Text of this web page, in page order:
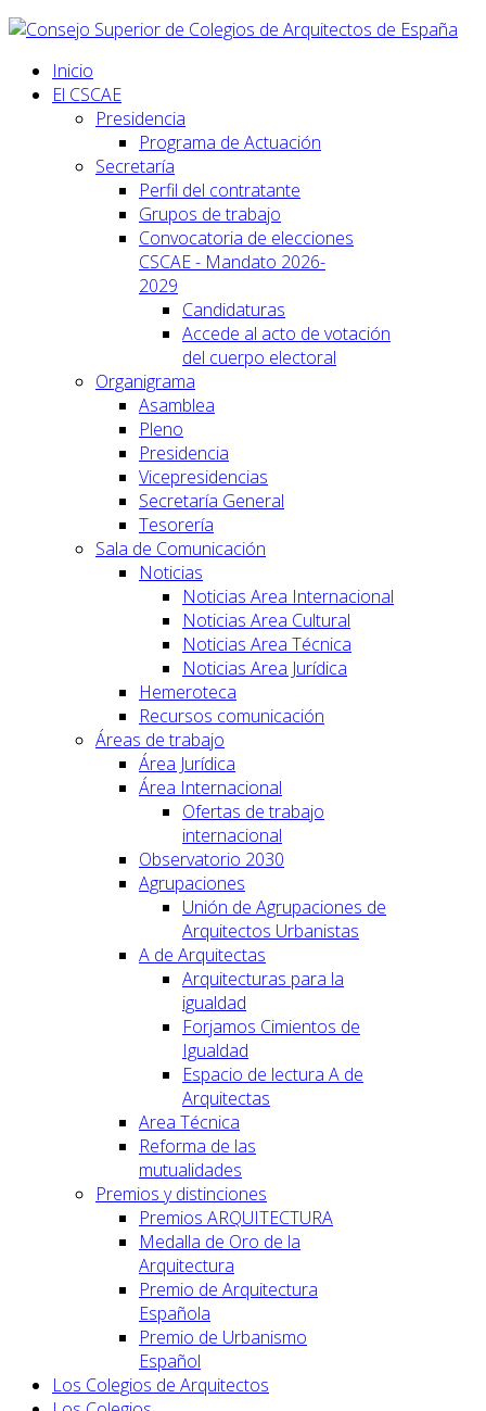
Inicio
El CSCAE
Presidencia
Programa de Actuación
Secretaría
Perfil del contratante
Grupos de trabajo
Convocatoria de elecciones
CSCAE - Mandato 2026-
2029
Candidaturas
Accede al acto de votación
del cuerpo electoral
Organigrama
Asamblea
Pleno
Presidencia
Vicepresidencias
Secretaría General
Tesorería
Sala de Comunicación
Noticias
Noticias Area Internacional
Noticias Area Cultural
Noticias Area Técnica
Noticias Area Jurídica
Hemeroteca
Recursos comunicación
Áreas de trabajo
Área Jurídica
Área Internacional
Ofertas de trabajo
internacional
Observatorio 2030
Agrupaciones
Unión de Agrupaciones de
Arquitectos Urbanistas
A de Arquitectas
Arquitecturas para la
igualdad
Forjamos Cimientos de
Igualdad
Espacio de lectura A de
Arquitectas
Area Técnica
Reforma de las
mutualidades
Premios y distinciones
Premios ARQUITECTURA
Medalla de Oro de la
Arquitectura
Premio de Arquitectura
Española
Premio de Urbanismo
Español
Los Colegios de Arquitectos